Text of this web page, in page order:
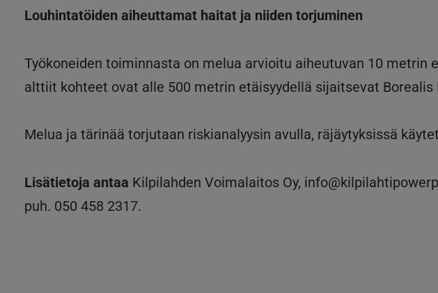
Louhintatöiden aiheuttamat haitat ja niiden torjuminen
Työkoneiden toiminnasta on melua arvioitu aiheutuvan 10 metrin
alttiit kohteet ovat alle 500 metrin etäisyydellä sijaitsevat
Melua ja tärinää torjutaan riskianalyysin avulla, räjäytyksissä
Lisätietoja antaa Kilpilahden Voimalaitos Oy,
puh. 050 458 2317.